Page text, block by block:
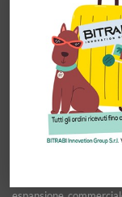
partecipato alla fiera
fiera Game Fair di
Sicurezza e
esteri di Turchia e